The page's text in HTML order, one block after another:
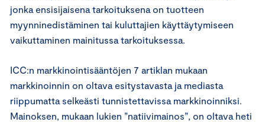
jonka ensisijaisena tarkoituksena on tuotteen
myynninedistäminen tai kuluttajien käyttäytymiseen
vaikuttaminen mainitussa tarkoituksessa.
ICC:n markkinointisääntöjen 7 artiklan mukaan
markkinoinnin on oltava esitystavasta ja mediasta
riippumatta selkeästi tunnistettavissa markkinoinniksi.
Mainoksen, mukaan lukien ”natiivimainos”, on oltava heti